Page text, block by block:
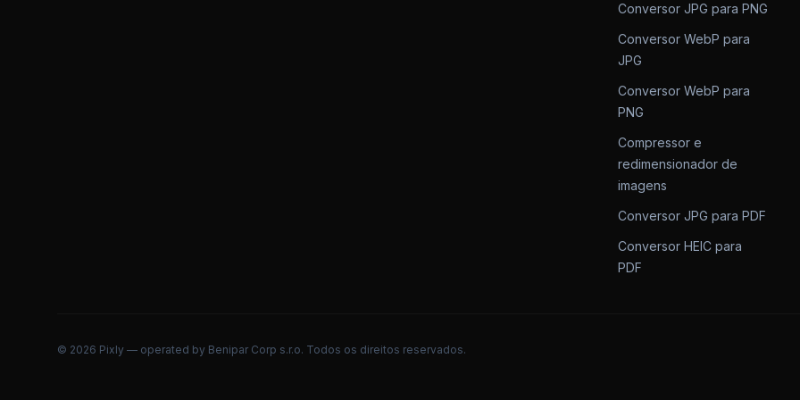
Conversor JPG para PNG
Conversor WebP para
JPG
Conversor WebP para
PNG
Compressor e
redimensionador de
imagens
Conversor JPG para PDF
Conversor HEIC para
PDF
© 2026 Pixly — operated by Benipar Corp s.r.o. Todos os direitos reservados.